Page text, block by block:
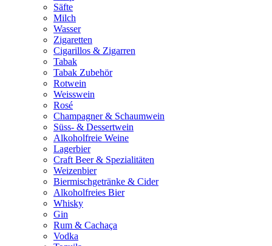
Säfte
Milch
Wasser
Zigaretten
Cigarillos & Zigarren
Tabak
Tabak Zubehör
Rotwein
Weisswein
Rosé
Champagner & Schaumwein
Süss- & Dessertwein
Alkoholfreie Weine
Lagerbier
Craft Beer & Spezialitäten
Weizenbier
Biermischgetränke & Cider
Alkoholfreies Bier
Whisky
Gin
Rum & Cachaça
Vodka